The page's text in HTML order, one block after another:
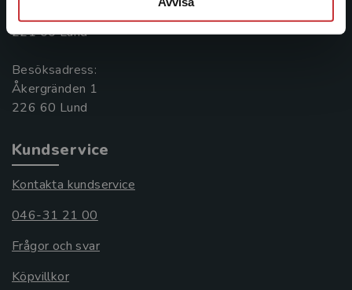
221 00 Lund
Besöksadress:
Åkergränden 1
Kundservice
Kontakta kundservice
046-31 21 00
Frågor och svar
Köpvillkor